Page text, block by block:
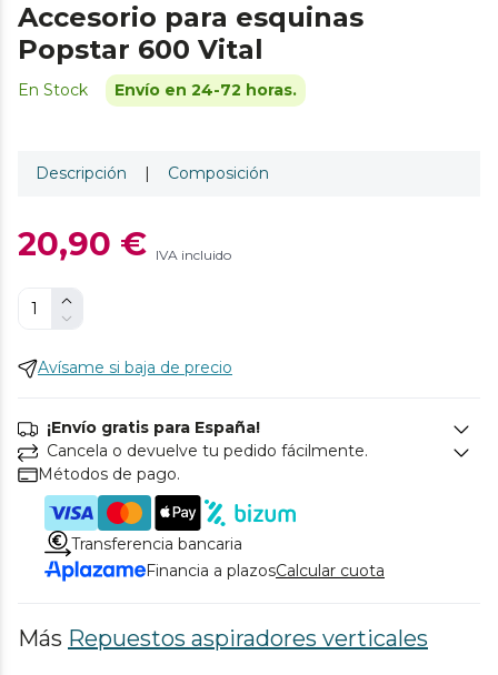
Accesorio para esquinas
Popstar 600 Vital
En Stock Envío en 24-72 horas.
Descripción | Composición
20,90 € IVA incluido
Avísame si baja de precio
¡Envío gratis para España!
Cancela o devuelve tu pedido fácilmente.
Métodos de pago.
Transferencia bancaria
Financia a plazosCalcular cuota
Más Repuestos aspiradores verticales